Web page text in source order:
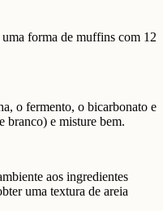
forma de muffins com 12
o fermento, o bicarbonato e
branco) e misture bem.
aos ingredientes
uma textura de areia